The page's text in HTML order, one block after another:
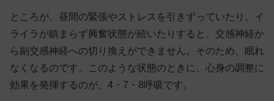
ところが、昼間の緊張やストレスを引きずっていたり、イ
ライラが鎮まらず興奮状態が続いたりすると、交感神経か
ら副交感神経への切り換えができません。そのため、眠れ
なくなるのです。このような状態のときに、 心身の調整に
効果を発揮するのが、4・7・8呼吸です。